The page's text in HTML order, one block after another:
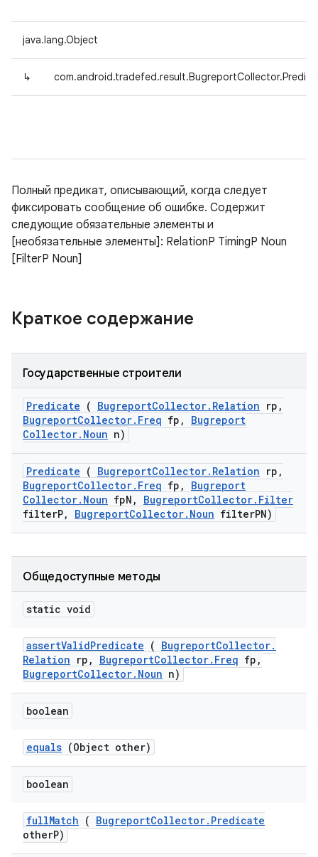
java.lang.Object
↳
Полный предикат, описывающий, когда следует
фиксировать сообщение об ошибке. Содержит
следующие обязательные элементы и
[необязательные элементы]: RelationP TimingP Noun
[FilterP Noun]
Краткое содержание
Государственные строители
Predicate ( BugreportCollector. Relation rp ,
BugreportCollector. Freq fp ,
Bugreport
Collector. Noun n)
Predicate ( BugreportCollector. Relation rp ,
BugreportCollector. Freq fp ,
Bugreport
Collector. Noun fpN , BugreportCollector. Filter
filterP, BugreportCollector. Noun filterPN)
Общедоступные методы
static void
assertValidPredicate ( BugreportCollector.
Relation rp , BugreportCollector. Freq fp ,
BugreportCollector. Noun n)
boolean
equals (Object other)
boolean
fullMatch ( BugreportCollector. Predicate
otherP)